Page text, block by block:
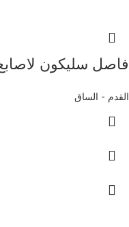
فاصل سليكون
القدم - الساق